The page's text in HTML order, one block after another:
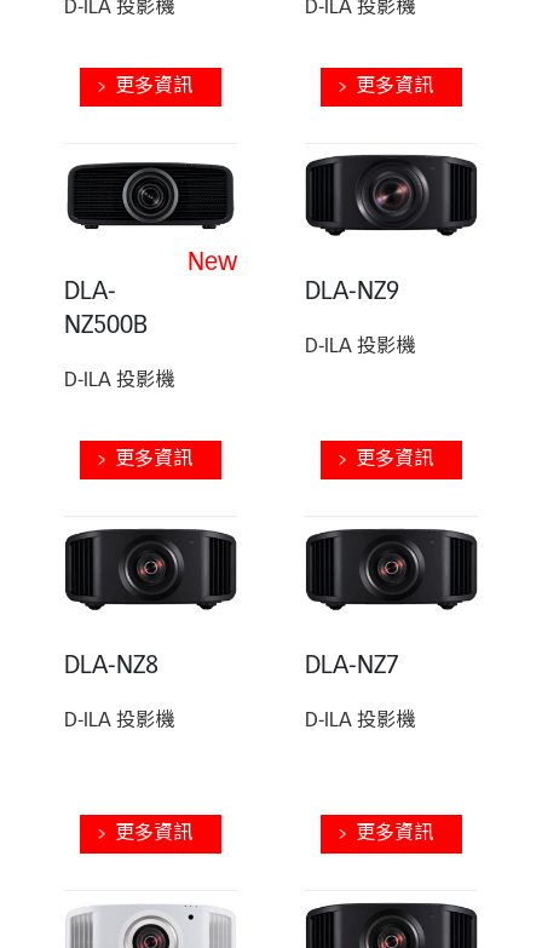
D-ILA 投影機
更多資訊
D-ILA 投影機
更多資訊
DLA-
NZ500B
New
D-ILA 投影機
更多資訊
DLA-NZ9
D-ILA 投影機
更多資訊
DLA-NZ8
D-ILA 投影機
更多資訊
DLA-NZ7
D-ILA 投影機
更多資訊